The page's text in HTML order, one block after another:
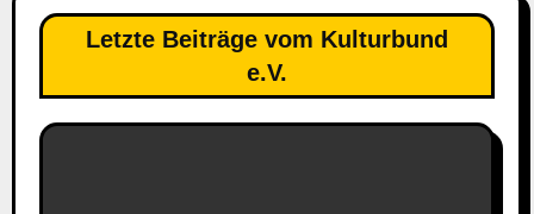
Letzte Beiträge vom Kulturbund
e.V.